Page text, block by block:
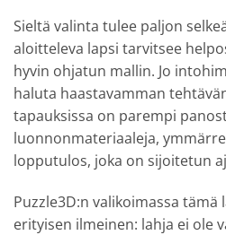
Sieltä valinta tulee paljon
aloitteleva lapsi tarvitsee
hyvin ohjatun mallin. Jo
haluta haastavamman
tapauksissa on parempi
luonnonmateriaaleja,
lopputulos, joka on sijoitetun
Puzzle3D:n valikoimassa
erityisen ilmeinen: lahja ei ole